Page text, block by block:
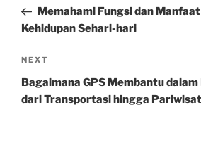
PostMemahami Fungsi dan Manfaat
Kehidupan Sehari-hari
Next
Post
NEXT
Bagaimana GPS Membantu
dari Transportasi hingga